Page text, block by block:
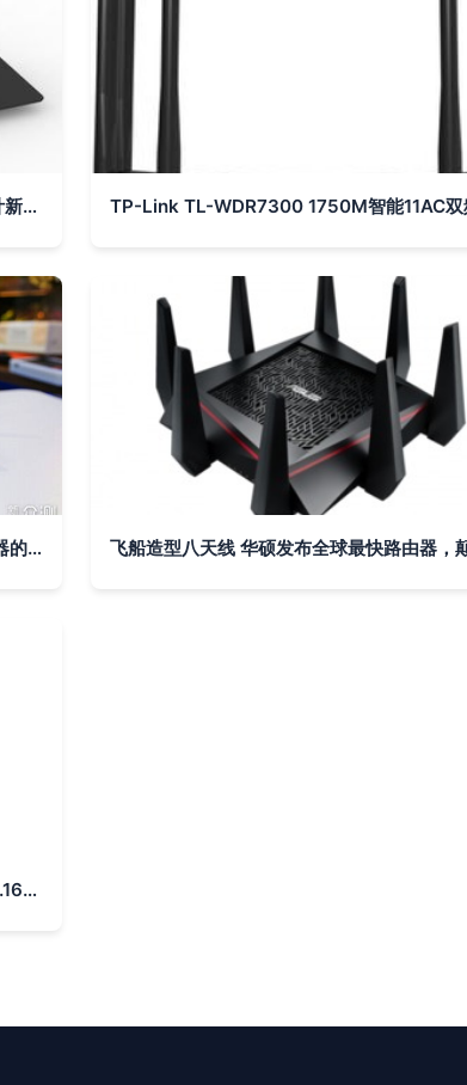
极路由发布第四代路由器 隐藏式天线引领设计新风尚
构建零信任网络 贝锐蒲公英X5 Pro企业路由器的异地组网实践
无线路由器IP地址设置指南 192.168.1.1与192.168.0.1的区别与使用详解